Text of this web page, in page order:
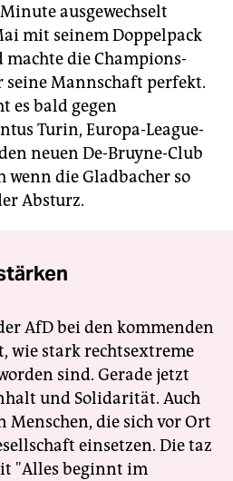
ausgewechselt
mit seinem Doppelpack
machte die Champions-
seine Mannschaft perfekt.
es bald gegen
Turin, Europa-League-
neuen De-Bruyne-Club
wenn die Gladbacher so
Absturz.
AfD bei den kommenden
wie stark rechtsextreme
sind. Gerade jetzt
und Solidarität. Auch
die sich vor Ort
einsetzen. Die taz
"Alles beginnt im